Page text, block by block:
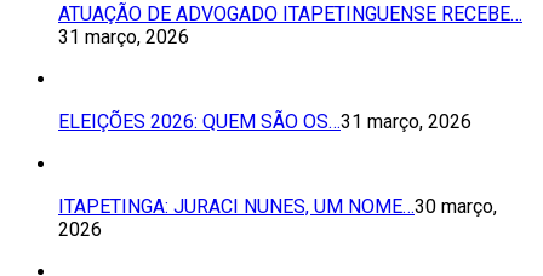
ATUAÇÃO DE ADVOGADO ITAPETINGUENSE RECEBE…
31 março, 2026
ELEIÇÕES 2026: QUEM SÃO OS…31 março, 2026
ITAPETINGA: JURACI NUNES, UM NOME…30 março,
2026